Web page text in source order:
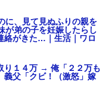
に、見て見ぬふりの親を
が弟の子を妊娠したらし
絡がきた…｜生活｜ワロ
り１４万 → 俺「２２万も
義父「クビ！（激怒」嫁